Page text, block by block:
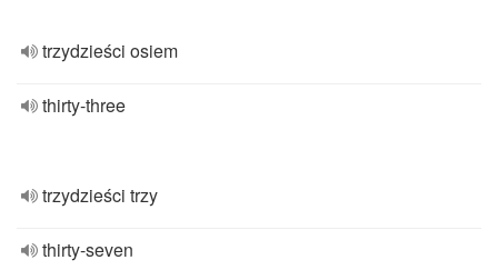
trzydzieści osiem
thirty-three
trzydzieści trzy
thirty-seven